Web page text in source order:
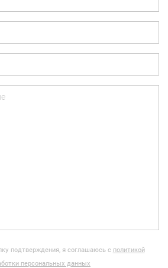
подтверждения, я соглашаюсь с политикой
персональных данных